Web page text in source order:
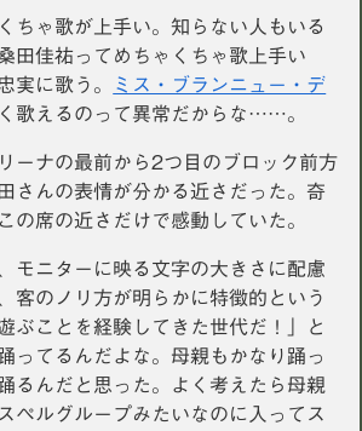
ちゃ歌が上手い。知らない人もいる
田佳祐ってめちゃくちゃ歌上手い
実に歌う。
ミス・ブランニュー・デ
歌えるのって異常だからな……。
ーナの最前から2つ目のブロック前方
さんの表情が分かる近さだった。奇
の席の近さだけで感動していた。
モニターに映る文字の大きさに配慮
客のノリ方が明らかに特徴的という
ぶことを経験してきた世代だ！」と
ってるんだよな。母親もかなり踊っ
るんだと思った。よく考えたら母親
ペルグループみたいなのに入ってス